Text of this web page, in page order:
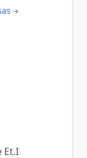
Et.I